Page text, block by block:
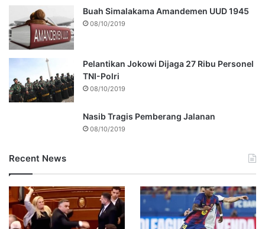
Buah Simalakama Amandemen UUD 1945
08/10/2019
Pelantikan Jokowi Dijaga 27 Ribu Personel
TNI-Polri
08/10/2019
Nasib Tragis Pemberang Jalanan
08/10/2019
Recent News